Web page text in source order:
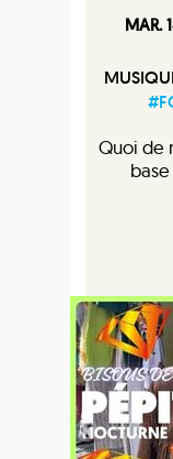
MAR.
Quoi de